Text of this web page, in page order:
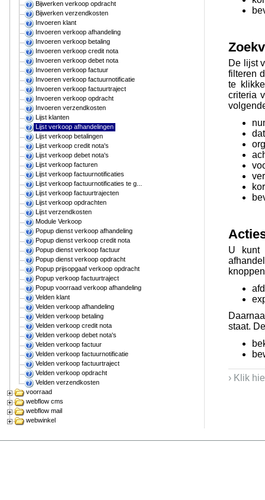
Bijwerken verkoop opdracht
Bijwerken verzendkosten
Invoeren klant
Invoeren verkoop afhandeling
Invoeren verkoop betaling
Invoeren verkoop credit nota
Invoeren verkoop debet nota
Invoeren verkoop factuur
Invoeren verkoop factuurnotificatie
Invoeren verkoop factuurtraject
Invoeren verkoop opdracht
Invoeren verzendkosten
Lijst klanten
Lijst verkoop afhandelingen
Lijst verkoop betalingen
Lijst verkoop credit nota's
Lijst verkoop debet nota's
Lijst verkoop facturen
Lijst verkoop factuurnotificaties
Lijst verkoop factuurnotificaties te g...
Lijst verkoop factuurtrajecten
Lijst verkoop opdrachten
Lijst verzendkosten
Module Verkoop
Popup dienst verkoop afhandeling
Popup dienst verkoop credit nota
Popup dienst verkoop factuur
Popup dienst verkoop opdracht
Popup prijsopgaaf verkoop opdracht
Popup verkoop factuurtraject
Popup voorraad verkoop afhandeling
Velden klant
Velden verkoop afhandeling
Velden verkoop betaling
Velden verkoop credit nota
Velden verkoop debet nota's
Velden verkoop factuur
Velden verkoop factuurnotificatie
Velden verkoop factuurtraject
Velden verkoop opdracht
Velden verzendkosten
voorraad
webflow cms
webflow mail
webwinkel
De lijst
filteren
te
criteria
U kunt
staat.
› Klik